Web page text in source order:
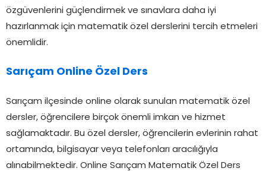
özgüvenlerini güçlendirmek ve sınavlara daha iyi
hazırlanmak için matematik özel derslerini tercih etmeleri
önemlidir.
Sarıçam Online Özel Ders
Sarıçam ilçesinde online olarak sunulan matematik özel
dersler, öğrencilere birçok önemli imkan ve hizmet
sağlamaktadır. Bu özel dersler, öğrencilerin evlerinin rahat
ortamında, bilgisayar veya telefonları aracılığıyla
alınabilmektedir. Online Sarıçam Matematik Özel Ders